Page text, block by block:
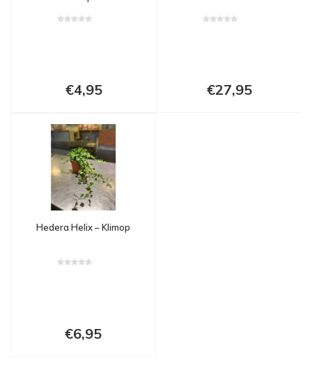
€4,95 €27,95
Hedera Helix – Klimop
€6,95